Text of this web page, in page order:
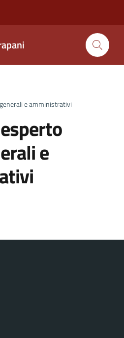
e amministrativi
e